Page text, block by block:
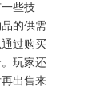
些技
的供需
过购买
玩家还
出售来